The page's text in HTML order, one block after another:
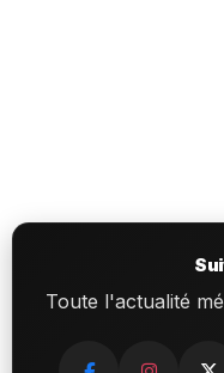
Toute l'actualité